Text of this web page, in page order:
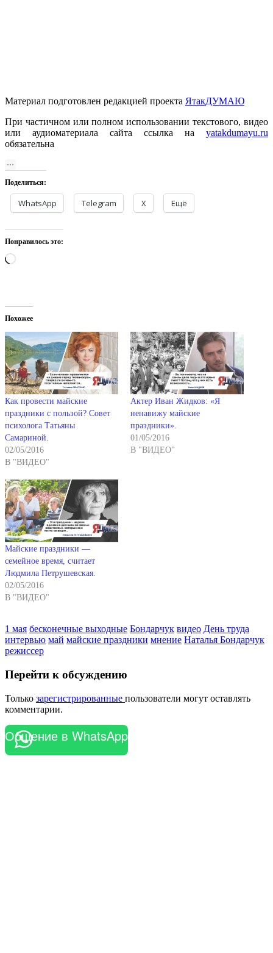
Материал подготовлен редакцией проекта ЯтакДУМАЮ
При частичном или полном использовании текстового, видео
или аудиоматериала сайта ссылка на yatakdumayu.ru
обязательна
Поделиться:
WhatsApp Telegram X Ещё
Понравилось это:
Загрузка…
Похожее
Как провести майские
праздники с пользой? Совет
психолога Татьяны
Самариной.
02/05/2016
В "ВИДЕО"
Актер Иван Жидков: «Я
ненавижу майские
праздники».
01/05/2016
В "ВИДЕО"
Майские праздники —
семейное время, считает
Людмила Петрушевская.
02/05/2016
В "ВИДЕО"
1 мая бесконечные выходные Бондарчук видео День труда
интервью май майские праздники мнение Наталья Бондарчук
режиссер
Перейти к обсуждению
Только зарегистрированные пользователи могут оставлять
комментарии.
Общение в WhatsApp